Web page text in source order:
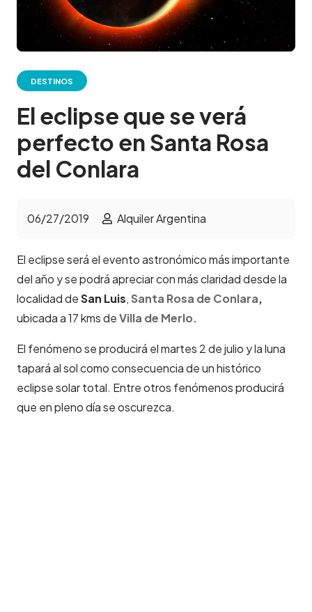
DESTINOS
El eclipse que se verá
perfecto en Santa Rosa
del Conlara
06/27/2019 Alquiler Argentina
El eclipse será el evento astronómico más importante
del año y se podrá apreciar con más claridad desde la
localidad deSan Luis, Santa Rosa de Conlara,
ubicada a 17 kms deVilla de Merlo.
El fenómeno se producirá el martes 2 de julio y la luna
tapará al sol como consecuencia de un histórico
eclipse solar total. Entre otros fenómenos producirá
que en pleno día se oscurezca.